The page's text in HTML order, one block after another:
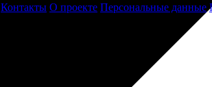
Контакты О проекте Персональные данные